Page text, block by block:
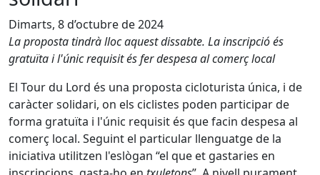
Dimarts, 8 d’octubre de 2024
La proposta tindrà lloc aquest dissabte. La inscripció és
gratuïta i l'únic requisit és fer despesa al comerç local
El Tour du Lord és una proposta cicloturista única, i de
caràcter solidari, on els ciclistes poden participar de
forma gratuïta i l'únic requisit és que facin despesa al
comerç local. Seguint el particular llenguatge de la
iniciativa utilitzen l'eslògan “el que et gastaries en